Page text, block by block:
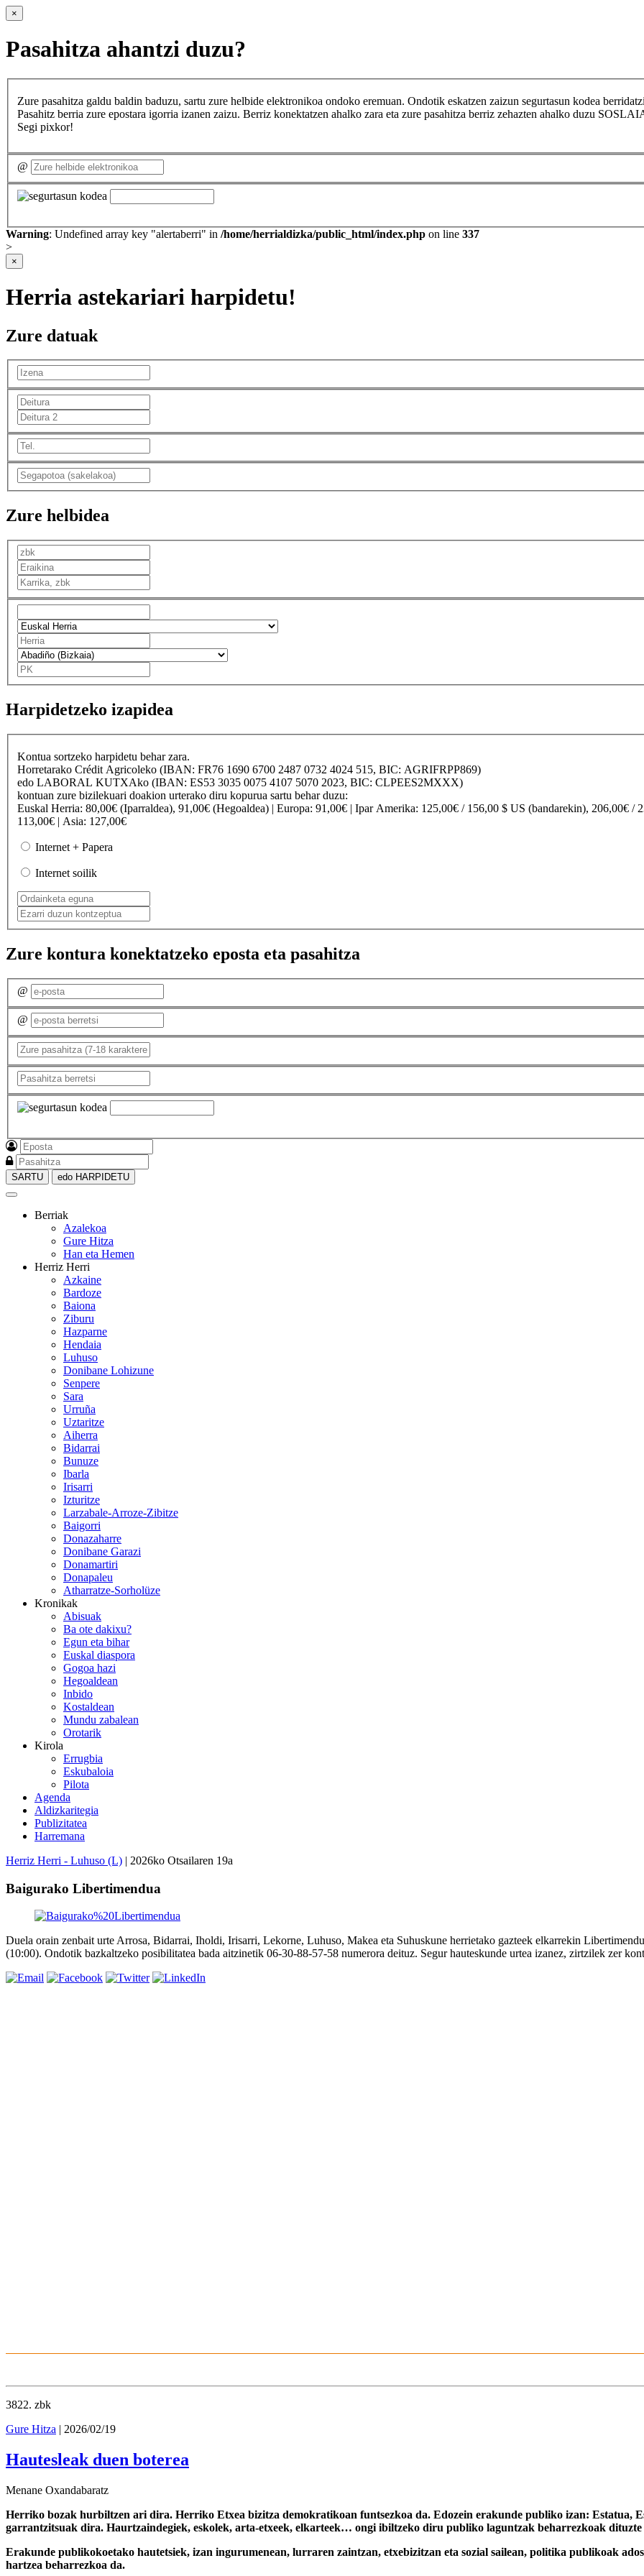
×
Pasahitza ahantzi duzu?
Zure pasahitza galdu baldin baduzu, sartu zure helbide elektronikoa ondoko eremuan. Ondotik eskatzen zaizun segurtasun kodea
Pasahitz berria zure epostara igorria izanen zaizu. Berriz konektatzen ahalko zara eta zure pasahitza berriz zehazten ahalko duzu
Segi pixkor!
@
Warning: Undefined array key "alertaberri" in /home/herrialdizka/public_html/index.php on line 337
>
×
Herria astekariari harpidetu!
Zure datuak
Zure helbidea
Harpidetzeko izapidea
Kontua sortzeko harpidetu behar zara.
Horretarako Crédit Agricoleko (IBAN: FR76 1690 6700 2487 0732 4024 515, BIC: AGRIFRPP869)
edo LABORAL KUTXAko (IBAN: ES53 3035 0075 4107 5070 2023, BIC: CLPEES2MXXX)
kontuan zure bizilekuari doakion urterako diru kopurua sartu behar duzu:
Euskal Herria: 80,00€ (Iparraldea), 91,00€ (Hegoaldea) | Europa: 91,00€ | Ipar Amerika: 125,00€ / 156,00 $ US (bandarekin), 206,00€ /
113,00€ | Asia: 127,00€
Internet + Papera
Internet soilik
Zure kontura konektatzeko eposta eta pasahitza
@
@
SARTU edo HARPIDETU
Berriak
Azalekoa
Gure Hitza
Han eta Hemen
Herriz Herri
Azkaine
Bardoze
Baiona
Ziburu
Hazparne
Hendaia
Luhuso
Donibane Lohizune
Senpere
Sara
Urruña
Uztaritze
Aiherra
Bidarrai
Bunuze
Ibarla
Irisarri
Izturitze
Larzabale-Arroze-Zibitze
Baigorri
Donazaharre
Donibane Garazi
Donamartiri
Donapaleu
Atharratze-Sorholüze
Kronikak
Abisuak
Ba ote dakixu?
Egun eta bihar
Euskal diaspora
Gogoa hazi
Hegoaldean
Inbido
Kostaldean
Mundu zabalean
Orotarik
Kirola
Errugbia
Eskubaloia
Pilota
Agenda
Aldizkaritegia
Publizitatea
Harremana
Herriz Herri - Luhuso (L) | 2026ko Otsailaren 19a
Baigurako Libertimendua
Duela orain zenbait urte Arrosa, Bidarrai, Iholdi, Irisarri, Lekorne, Luhuso, Makea eta Suhuskune herrietako gazteek elkarrekin
(10:00). Ondotik bazkaltzeko posibilitatea bada aitzinetik 06-30-88-57-58 numerora deituz. Segur hauteskunde urtea izanez, zirtzilek zer
3822. zbk
Gure Hitza | 2026/02/19
Hautesleak duen boterea
Menane Oxandabaratz
Herriko bozak hurbiltzen ari dira. Herriko Etxea bizitza demokratikoan funtsezkoa da. Edozein erakunde publiko izan: Estatua,
garrantzitsuak dira. Haurtzaindegiek, eskolek, arta-etxeek, elkarteek… ongi ibiltzeko diru publiko laguntzak beharrezkoak
Erakunde publikokoetako hautetsiek, izan ingurumenean, lurraren zaintzan, etxebizitzan eta sozial sailean, politika publikoak
hartzea beharrezkoa da.